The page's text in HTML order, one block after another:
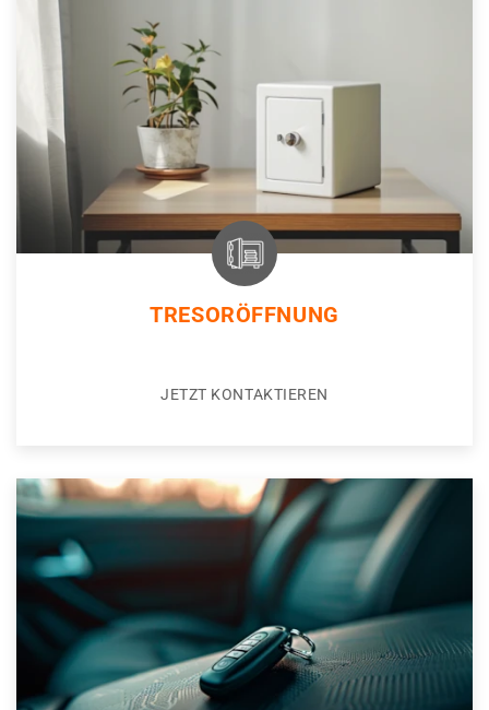
TRESORÖFFNUNG
JETZT KONTAKTIEREN